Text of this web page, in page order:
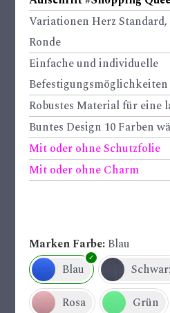
Variationen Herz
Ronde
Einfache und individuelle
Befestigungsmöglichkeiten
Robustes Material für eine
Buntes Design 10 Farben
Mit oder ohne Schutzfolie
Mit oder ohne Charm
Marken Farbe Blau
Blau
Rosa
Grün